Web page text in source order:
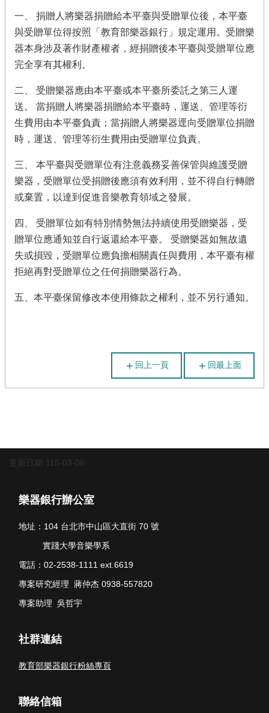
一、 捐贈人將樂器捐贈給本平臺與受贈單位後，本平臺
與受贈單位得按照「教育部樂器銀行」規定運用。受贈樂
器本身涉及著作財產權者，經捐贈後本平臺與受贈單位應
完全享有其權利。
二、 受贈樂器應由本平臺或本平臺所委託之第三人運
送。 當捐贈人將樂器捐贈給本平臺時，運送、管理等衍
生費用由本平臺負責；當捐贈人將樂器逕向受贈單位捐贈
時，運送、管理等衍生費用由受贈單位負責。
三、 本平臺與受贈單位有注意義務妥善保管與維護受贈
樂器，受贈單位受捐贈後應須有效利用，並不得自行轉贈
或棄置，以達到促進音樂教育領域之發展。
四、 受贈單位如有特別情勢無法持續使用受贈樂器，受
贈單位應通知並自行返還給本平臺。 受贈樂器如無故遺
失或損毀，受贈單位應負擔相關責任與費用，本平臺有權
拒絕再對受贈單位之任何捐贈樂器行為。
五、本平臺保留修改本使用條款之權利，並不另行通知。
回上一頁 回最上面
更新日期 115-03-06
樂器銀行辦公室
地址：104 台北市中山區大直街 70 號
實踐大學音樂學系
電話：02-2538-1111 ext.6619
專案研究經理 蔣仲杰 0938-557820
專案助理 吳哲宇
社群連結
教育部樂器銀行粉絲專頁
聯絡信箱